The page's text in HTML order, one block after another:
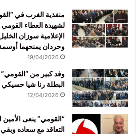
منفذية الغرب في
لشهيدة العطاء
الإعلامية سوزان
وحردان يمنحهما
19/04/2026
وفد كبير من
البطلة رنا شيا حسيكي
12/04/2026
“القومي” ينعى
التعاقد مع سعاده